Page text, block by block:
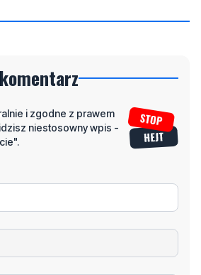
i zgodne z prawem
niestosowny wpis -